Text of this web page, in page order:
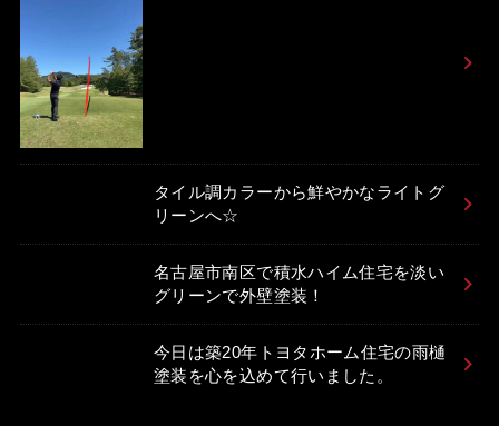
タイル調カラーから鮮やかなライトグ
リーンへ☆
名古屋市南区で積水ハイム住宅を淡い
グリーンで外壁塗装！
今日は築20年トヨタホーム住宅の雨樋
塗装を心を込めて行いました。